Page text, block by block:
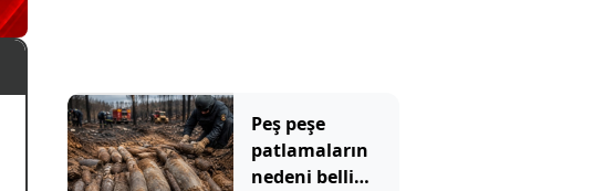
Peş peşe
patlamaların
nedeni belli